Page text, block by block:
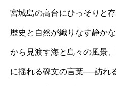
宮城島の高台にひっそりと
歴史と自然が織りなす静か
から見渡す海と島々の風景
に揺れる碑文の言葉──訪れ